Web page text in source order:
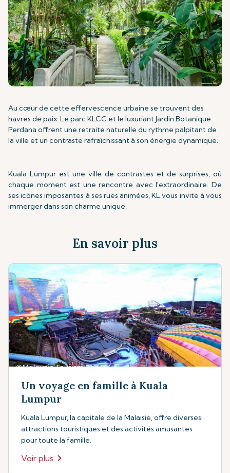
Au cœur de cette effervescence urbaine se trouvent des
havres de paix. Le parc KLCC et le luxuriant Jardin Botanique
Perdana offrent une retraite naturelle du rythme palpitant de
la ville et un contraste rafraîchissant à son énergie dynamique.
Kuala Lumpur est une ville de contrastes et de surprises, où
chaque moment est une rencontre avec l'extraordinaire. De
ses icônes imposantes à ses rues animées, KL vous invite à vous
immerger dans son charme unique.
En savoir plus
Un voyage en famille à Kuala
Lumpur
Kuala Lumpur, la capitale de la Malaisie, offre diverses
attractions touristiques et des activités amusantes
pour toute la famille.
Voir plus